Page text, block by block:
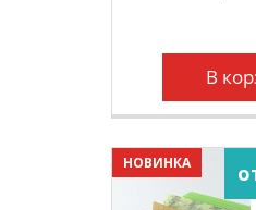
В
НОВИНКА